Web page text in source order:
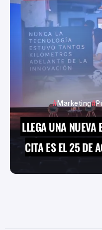
Marketing
LLEGA UNA
CITA ES EL 25 DE